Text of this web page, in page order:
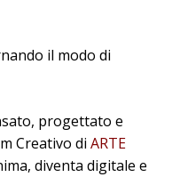
il modo di
progettato e
Creativo di ARTE
diventa digitale e